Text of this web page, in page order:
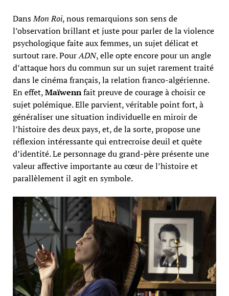
DansMon Roi, nous remarquions son sens de
l’observation brillant et juste pour parler de la violence
psychologique faite aux femmes, un sujet délicat et
surtout rare. PourADN, elle opte encore pour un angle
d’attaque hors du commun sur un sujet rarement traité
dans le cinéma français, la relation franco-algérienne.
En effet,Maïwennfait preuve de courage à choisir ce
sujet polémique. Elle parvient, véritable point fort, à
généraliser une situation individuelle en miroir de
l’histoire des deux pays, et, de la sorte, propose une
réflexion intéressante qui entrecroise deuil et quête
d’identité. Le personnage du grand-père présente une
valeur affective importante au cœur de l’histoire et
parallèlement il agît en symbole.